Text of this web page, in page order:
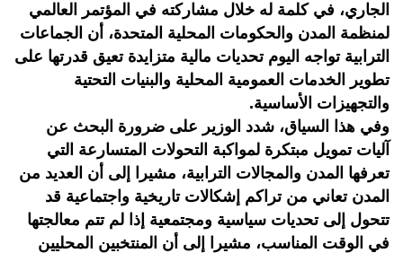
الجاري، في كلمة له خلال مشاركته في المؤتمر العالمي
لمنظمة المدن والحكومات المحلية المتحدة، أن الجماعات
الترابية تواجه اليوم تحديات مالية متزايدة تعيق قدرتها على
تطوير الخدمات العمومية المحلية والبنيات التحتية
والتجهيزات الأساسية.
وفي هذا السياق، شدد الوزير على ضرورة البحث عن
آليات تمويل مبتكرة لمواكبة التحولات المتسارعة التي
تعرفها المدن والمجالات الترابية، مشيرا إلى أن العديد من
المدن تعاني من تراكم إشكالات تاريخية واجتماعية قد
تتحول إلى تحديات سياسية ومجتمعية إذا لم تتم معالجتها
في الوقت المناسب، مشيرا إلى أن المنتخبين المحليين